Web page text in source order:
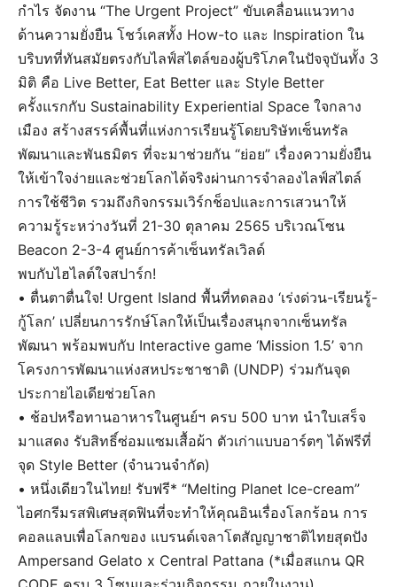
กำไร จัดงาน “The Urgent Project” ขับเคลื่อนแนวทาง
ด้านความยั่งยืน โชว์เคสทั้ง How-to และ Inspiration ใน
บริบทที่ทันสมัยตรงกับไลฟ์สไตล์ของผู้บริโภคในปัจจุบันทั้ง 3
มิติ คือ Live Better, Eat Better และ Style Better
ครั้งแรกกับ Sustainability Experiential Space ใจกลาง
เมือง สร้างสรรค์พื้นที่แห่งการเรียนรู้โดยบริษัทเซ็นทรัล
พัฒนาและพันธมิตร ที่จะมาช่วยกัน “ย่อย” เรื่องความยั่งยืน
ให้เข้าใจง่ายและช่วยโลกได้จริงผ่านการจำลองไลฟ์สไตล์
การใช้ชีวิต รวมถึงกิจกรรมเวิร์กช็อปและการเสวนาให้
ความรู้ระหว่างวันที่ 21-30 ตุลาคม 2565 บริเวณโซน
Beacon 2-3-4 ศูนย์การค้าเซ็นทรัลเวิลด์
พบกับไฮไลต์ใจสปาร์ก!
• ตื่นตาตื่นใจ! Urgent Island พื้นที่ทดลอง ‘เร่งด่วน-เรียนรู้-
กู้โลก’ เปลี่ยนการรักษ์โลกให้เป็นเรื่องสนุกจากเซ็นทรัล
พัฒนา พร้อมพบกับ Interactive game ‘Mission 1.5’ จาก
โครงการพัฒนาแห่งสหประชาชาติ (UNDP) ร่วมกันจุด
ประกายไอเดียช่วยโลก
• ช้อปหรือทานอาหารในศูนย์ฯ ครบ 500 บาท นำใบเสร็จ
มาแสดง รับสิทธิ์ซ่อมแซมเสื้อผ้า ตัวเก่าแบบอาร์ตๆ ได้ฟรีที่
จุด Style Better (จำนวนจำกัด)
• หนึ่งเดียวในไทย! รับฟรี* “Melting Planet Ice-cream”
ไอศกรีมรสพิเศษสุดฟินที่จะทำให้คุณอินเรื่องโลกร้อน การ
คอลแลบเพื่อโลกของ แบรนด์เจลาโตสัญญาชาติไทยสุดปัง
Ampersand Gelato x Central Pattana (*เมื่อสแกน QR